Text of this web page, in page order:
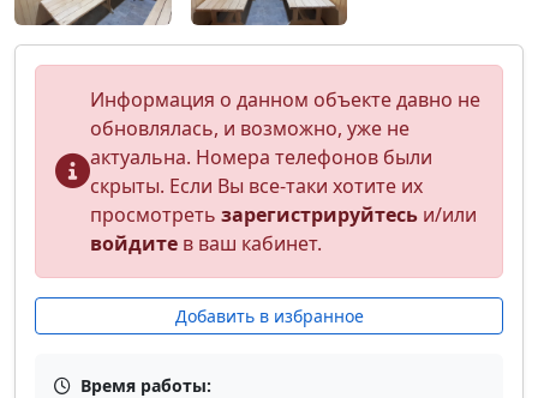
Информация о данном объекте давно не
обновлялась, и возможно, уже не
актуальна. Номера телефонов были
скрыты. Если Вы все-таки хотите их
просмотреть зарегистрируйтесь и/или
войдите в ваш кабинет.
Добавить в избранное
Время работы: